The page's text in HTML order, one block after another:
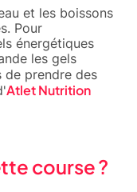
et les boissons
Pour
énergétiques
les gels
de prendre des
Atlet Nutrition
course ?